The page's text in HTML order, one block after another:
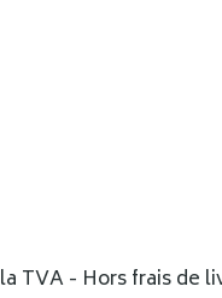
TVA - Hors frais de